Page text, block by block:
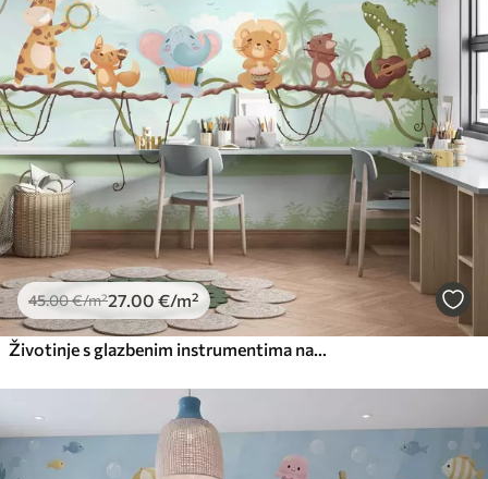
45.00€/m²27.00 €/m²
Životinje s glazbenim instrumentima naspram tropskog krajolika